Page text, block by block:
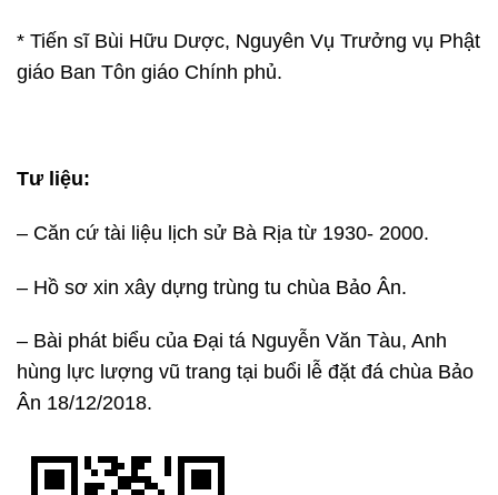
* Tiến sĩ Bùi Hữu Dược, Nguyên Vụ Trưởng vụ Phật
giáo Ban Tôn giáo Chính phủ.
Tư liệu:
– Căn cứ tài liệu lịch sử Bà Rịa từ 1930- 2000.
– Hồ sơ xin xây dựng trùng tu chùa Bảo Ân.
– Bài phát biểu của Đại tá Nguyễn Văn Tàu, Anh
hùng lực lượng vũ trang tại buổi lễ đặt đá chùa Bảo
Ân 18/12/2018.